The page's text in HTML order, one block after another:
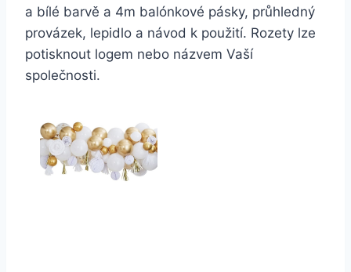
a bílé barvě a 4m balónkové pásky, průhledný
provázek, lepidlo a návod k použití. Rozety lze
potisknout logem nebo názvem Vaší
společnosti.